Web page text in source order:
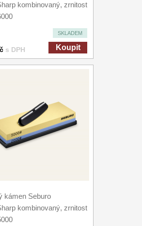
kombinovaný, zrnitost
SKLADEM
s DPH Koupit
kámen Seburo
kombinovaný, zrnitost